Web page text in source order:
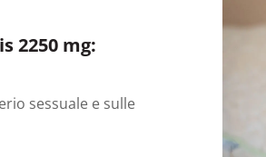
2250 mg:
sessuale e sulle